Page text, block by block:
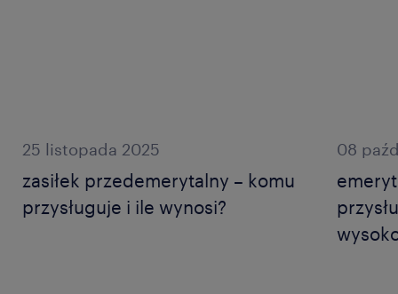
25 listopada 2025
zasiłek przedemerytalny – komu
przysługuje i ile wynosi?
08